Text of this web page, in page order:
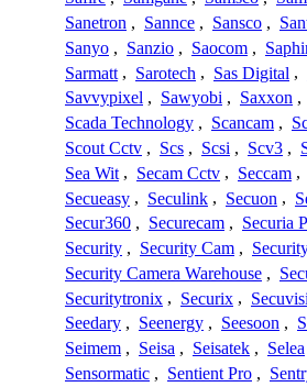
Sanetron , Sannce , Sansco ,
Sanyo , Sanzio , Saocom ,
Sarmatt , Sarotech , Sas Digital ,
Savvypixel , Sawyobi , Saxxon ,
Scada Technology , Scancam ,
Scout Cctv , Scs , Scsi , Scv3 ,
Sea Wit , Secam Cctv , Seccam ,
Secueasy , Seculink , Secuon ,
Secur360 , Securecam , Securia
Security , Security Cam ,
Security Camera Warehouse ,
Securitytronix , Securix ,
Seedary , Seenergy , Seesoon ,
Seimem , Seisa , Seisatek , Selea
Sensormatic , Sentient Pro ,